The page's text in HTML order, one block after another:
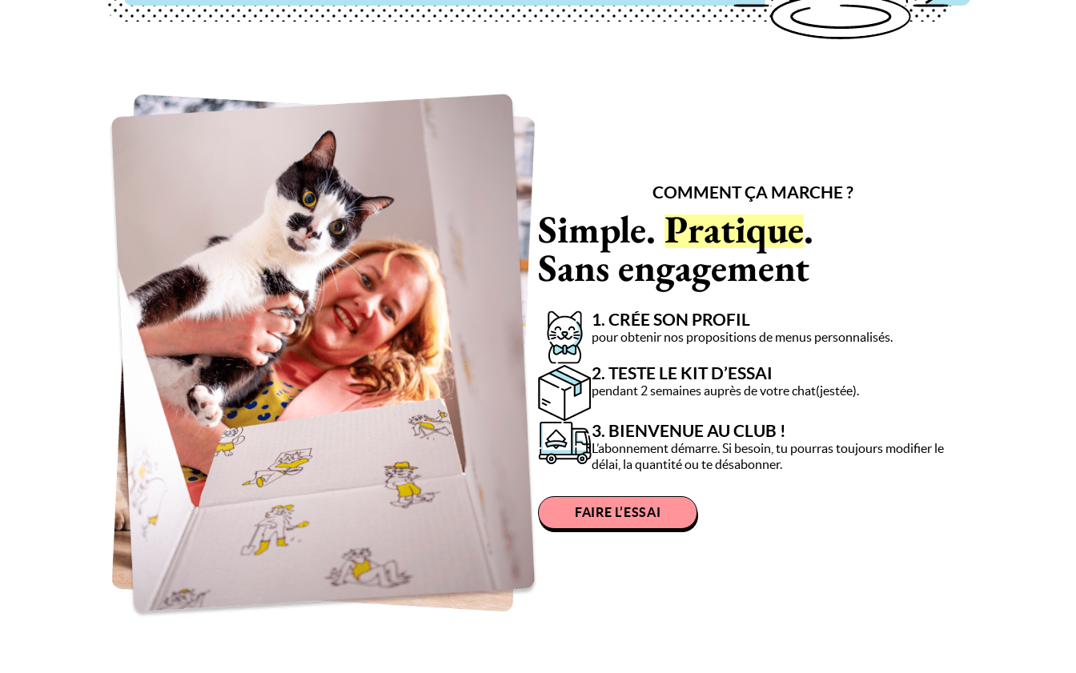
COMMENT ÇA MARCHE ?
Simple.Pratique.
Sans engagement
1. CRÉE SON PROFIL
pour obtenir nos propositions de menus personnalisés.
2. TESTE LE KIT D’ESSAI
pendant 2 semaines auprès de votre chat(jestée).
3. BIENVENUE AU CLUB !
L’abonnement démarre. Si besoin, tu pourras toujours modifier le
délai, la quantité ou te désabonner.
FAIRE L’ESSAI